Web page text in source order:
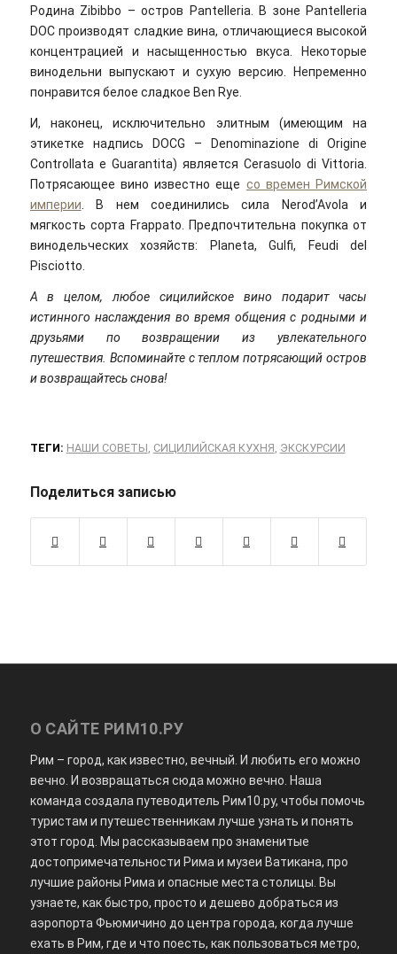
Родина Zibibbo – остров Pantelleria. В зоне Pantelleria
DOC производят сладкие вина, отличающиеся высокой
концентрацией и насыщенностью вкуса. Некоторые
винодельни выпускают и сухую версию. Непременно
понравится белое сладкое Ben Rye.
И, наконец, исключительно элитным (имеющим на
этикетке надпись DOCG – Denominazione di Origine
Controllata e Guarantita) является Cerasuolo di Vittoria.
Потрясающее вино известно еще со времен Римской
империи . В нем соединились сила Nerod’Avola и
мягкость сорта Frappato. Предпочтительна покупка от
винодельческих хозяйств: Planeta, Gulfi, Feudi del
Pisciotto.
А в целом, любое сицилийское вино подарит часы
истинного наслаждения во время общения с родными и
друзьями по возвращении из увлекательного
путешествия. Вспоминайте с теплом потрясающий остров
и возвращайтесь снова!
ТЕГИ: НАШИ СОВЕТЫ СИЦИЛИЙСКАЯ КУХНЯ ЭКСКУРСИИ
Поделиться записью
О САЙТЕ РИМ10.РУ
Рим – город, как известно, вечный. И любить его можно
вечно. И возвращаться сюда можно вечно. Наша
команда создала путеводитель Рим10.ру, чтобы помочь
туристам и путешественникам лучше узнать и понять
этот город. Мы рассказываем про знаменитые
достопримечательности Рима и музеи Ватикана, про
лучшие районы Рима и опасные места столицы. Вы
узнаете, как быстро, просто и дешево добраться из
аэропорта Фьюмичино до центра города, когда лучше
ехать в Рим, где и что поесть, как пользоваться метро,